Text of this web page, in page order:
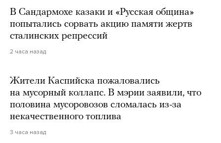
В Сандармохе казаки и «Русская община»
попытались сорвать акцию памяти жертв
сталинских репрессий
2 часа назад
Жители Каспийска пожаловались
на мусорный коллапс. В мэрии заявили, что
половина мусоровозов сломалась из-за
некачественного топлива
3 часа назад